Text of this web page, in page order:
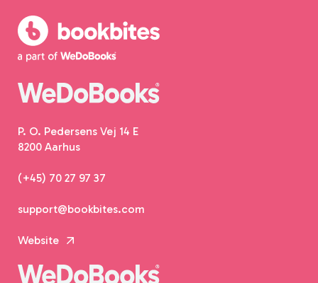
P. O. Pedersens Vej 14 E
8200 Aarhus
(+45) 70 27 97 37
support@bookbites.com
Website